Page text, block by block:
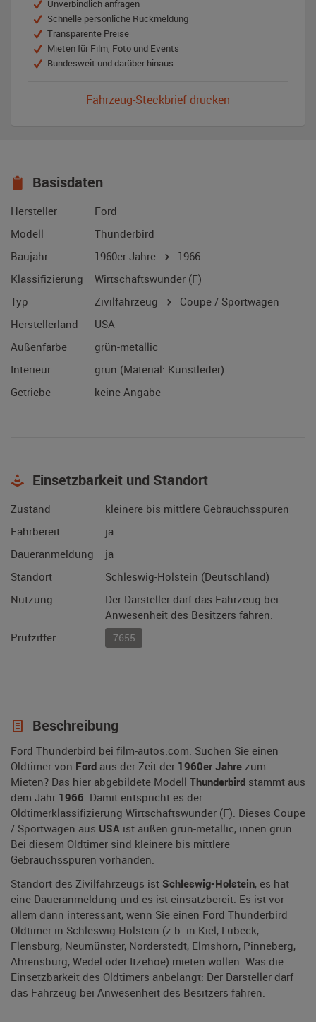
Unverbindlich anfragen
Schnelle persönliche Rückmeldung
Transparente Preise
Mieten für Film, Foto und Events
Bundesweit und darüber hinaus
Fahrzeug-Steckbrief drucken
Basisdaten
Hersteller
Ford
Modell
Thunderbird
Baujahr
1960er Jahre
1966
Klassifizierung
Wirtschaftswunder (F)
Typ
Zivilfahrzeug
Coupe / Sportwagen
Herstellerland
USA
Außenfarbe
grün-metallic
Interieur
grün (Material: Kunstleder)
Getriebe
keine Angabe
Einsetzbarkeit und Standort
Zustand
kleinere bis mittlere Gebrauchsspuren
Fahrbereit
ja
Daueranmeldung
ja
Standort
Schleswig-Holstein (Deutschland)
Nutzung
Der Darsteller darf das Fahrzeug bei
Anwesenheit des Besitzers fahren.
Prüfziffer
7655
Beschreibung
Ford Thunderbird bei film-autos.com: Suchen Sie einen
Oldtimer von Ford aus der Zeit der 1960er Jahre zum
Mieten? Das hier abgebildete Modell Thunderbird stammt aus
dem Jahr 1966. Damit entspricht es der
Oldtimerklassifizierung Wirtschaftswunder (F). Dieses Coupe
/ Sportwagen aus USA ist außen grün-metallic, innen grün.
Bei diesem Oldtimer sind kleinere bis mittlere
Gebrauchsspuren vorhanden.
Standort des Zivilfahrzeugs ist Schleswig-Holstein, es hat
eine Daueranmeldung und es ist einsatzbereit. Es ist vor
allem dann interessant, wenn Sie einen Ford Thunderbird
Oldtimer in Schleswig-Holstein (z.b. in Kiel, Lübeck,
Flensburg, Neumünster, Norderstedt, Elmshorn, Pinneberg,
Ahrensburg, Wedel oder Itzehoe) mieten wollen. Was die
Einsetzbarkeit des Oldtimers anbelangt: Der Darsteller darf
das Fahrzeug bei Anwesenheit des Besitzers fahren.